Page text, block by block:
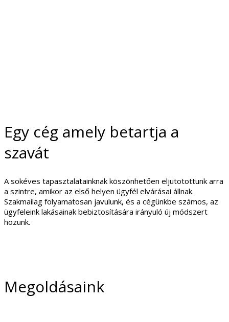
Egy cég amely betartja a
szavát
A sokéves tapasztalatainknak köszönhetően eljutotottunk arra
a szintre, amikor az első helyen ügyfél elvárásai állnak.
Szakmailag folyamatosan javulunk, és a cégünkbe számos, az
ügyfeleink lakásainak bebiztosítására irányuló új módszert
hozunk.
Megoldásaink